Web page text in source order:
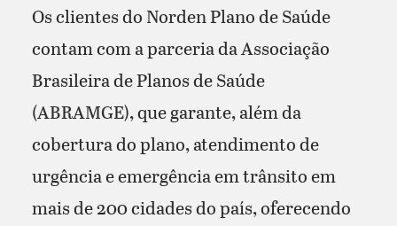
Os clientes do Norden Plano de Saúde
contam com a parceria da Associação
Brasileira de Planos de Saúde
(ABRAMGE), que garante, além da
cobertura do plano, atendimento de
urgência e emergência em trânsito em
mais de 200 cidades do país, oferecendo